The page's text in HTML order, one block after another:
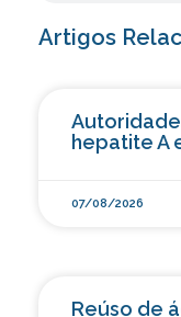
Artigos
hepatite A
07/08/2026
Reúso de